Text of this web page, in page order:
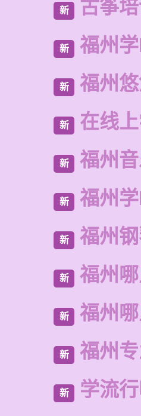
新 古筝
新 福州
新 福州
新 在线
新 福州
新 福州
新 福州
新 福州
新 福州
新 福州
新 学流